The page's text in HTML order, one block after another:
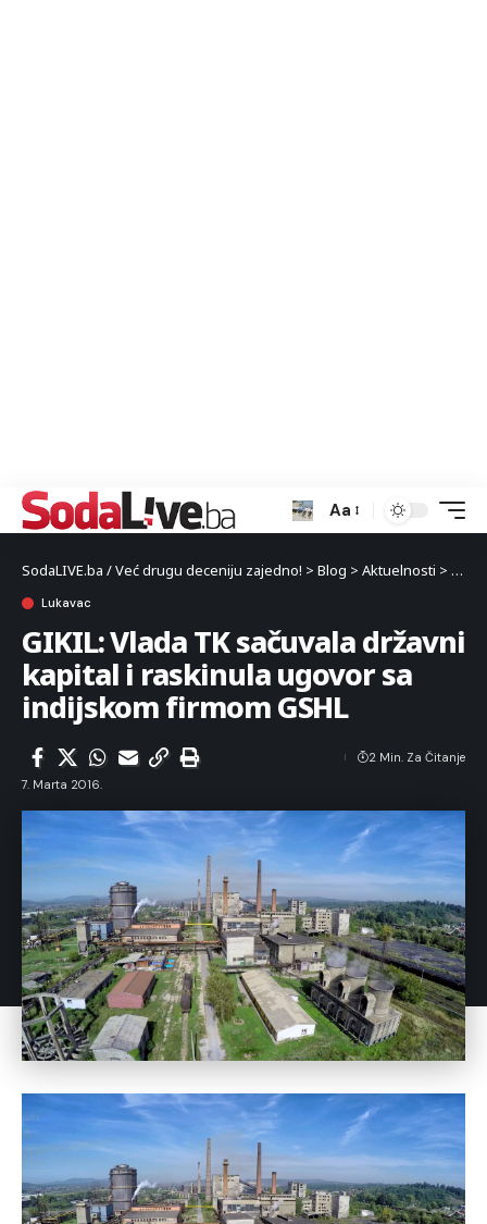
Aa
SodaLIVE.ba / Već drugu deceniju zajedno! > Blog > Aktuelnosti >
Lukavac
GIKIL: Vlada TK sačuvala državni
kapital i raskinula ugovor sa
indijskom firmom GSHL
7. Marta 2016.
2 Min. Za Čitanje